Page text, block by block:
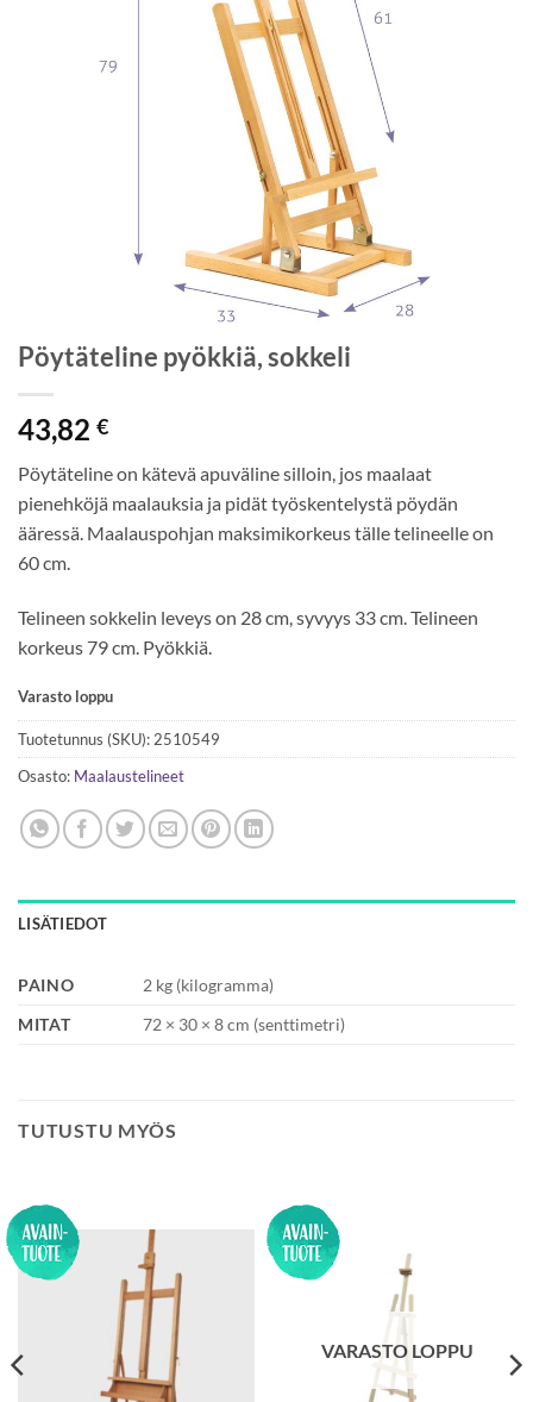
Pöytäteline pyökkiä, sokkeli
43,82 €
Pöytäteline on kätevä apuväline silloin, jos maalaat
pienehköjä maalauksia ja pidät työskentelystä pöydän
ääressä. Maalauspohjan maksimikorkeus tälle telineelle on
60 cm.
Telineen sokkelin leveys on 28 cm, syvyys 33 cm. Telineen
korkeus 79 cm. Pyökkiä.
Varasto loppu
Tuotetunnus (SKU):2510549
Osasto: Maalaustelineet
LISÄTIEDOT
PAINO
2 kg (kilogramma)
MITAT
72 × 30 × 8 cm (senttimetri)
TUTUSTU MYÖS
VARASTO LOPPU